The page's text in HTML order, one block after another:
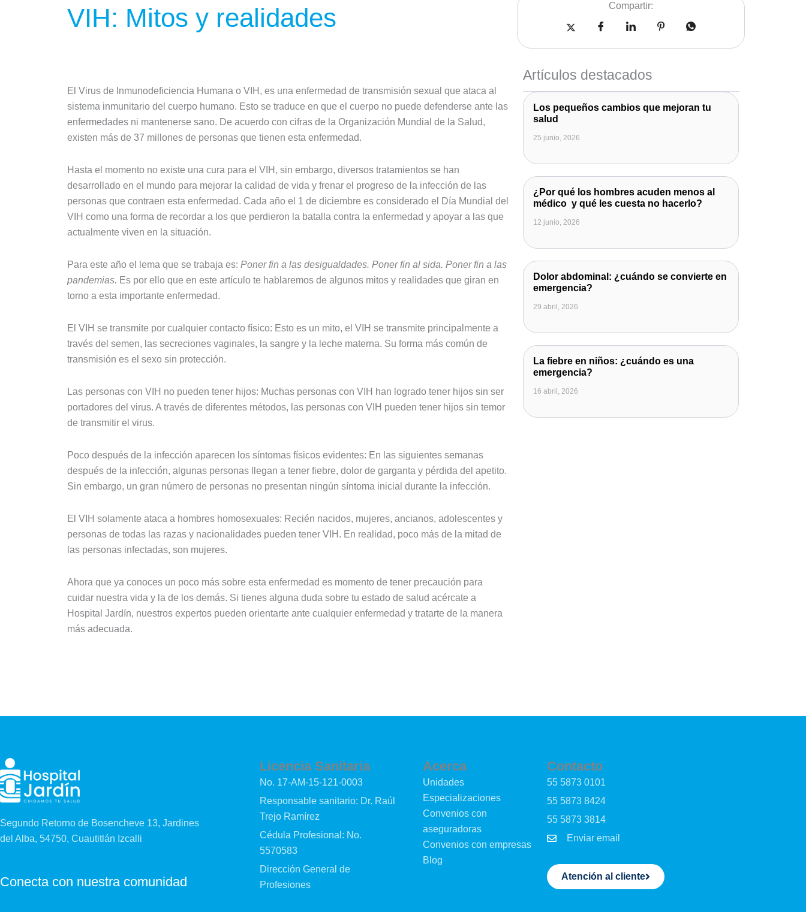
VIH: Mitos y realidades Compartir:
El Virus de Inmunodeficiencia Humana o VIH, es una enfermedad de transmisión sexual que ataca al
sistema inmunitario del cuerpo humano. Esto se traduce en que el cuerpo no puede defenderse ante las
enfermedades ni mantenerse sano. De acuerdo con cifras de la Organización Mundial de la Salud,
existen más de 37 millones de personas que tienen esta enfermedad.
Hasta el momento no existe una cura para el VIH, sin embargo, diversos tratamientos se han
desarrollado en el mundo para mejorar la calidad de vida y frenar el progreso de la infección de las
personas que contraen esta enfermedad. Cada año el 1 de diciembre es considerado el Día Mundial del
VIH como una forma de recordar a los que perdieron la batalla contra la enfermedad y apoyar a las que
actualmente viven en la situación.
Para este año el lema que se trabaja es: Poner fin a las desigualdades. Poner fin al sida. Poner fin a las
pandemias. Es por ello que en este artículo te hablaremos de algunos mitos y realidades que giran en
torno a esta importante enfermedad.
El VIH se transmite por cualquier contacto físico: Esto es un mito, el VIH se transmite principalmente a
través del semen, las secreciones vaginales, la sangre y la leche materna. Su forma más común de
transmisión es el sexo sin protección.
Las personas con VIH no pueden tener hijos: Muchas personas con VIH han logrado tener hijos sin ser
portadores del virus. A través de diferentes métodos, las personas con VIH pueden tener hijos sin temor
de transmitir el virus.
Poco después de la infección aparecen los síntomas físicos evidentes: En las siguientes semanas
después de la infección, algunas personas llegan a tener fiebre, dolor de garganta y pérdida del apetito.
Sin embargo, un gran número de personas no presentan ningún síntoma inicial durante la infección.
El VIH solamente ataca a hombres homosexuales: Recién nacidos, mujeres, ancianos, adolescentes y
personas de todas las razas y nacionalidades pueden tener VIH. En realidad, poco más de la mitad de
las personas infectadas, son mujeres.
Ahora que ya conoces un poco más sobre esta enfermedad es momento de tener precaución para
cuidar nuestra vida y la de los demás. Si tienes alguna duda sobre tu estado de salud acércate a
Hospital Jardín, nuestros expertos pueden orientarte ante cualquier enfermedad y tratarte de la manera
más adecuada.
Artículos destacados
Los pequeños cambios que mejoran tu
salud
25 junio, 2026
¿Por qué los hombres acuden menos al
médico y qué les cuesta no hacerlo?
12 junio, 2026
Dolor abdominal: ¿cuándo se convierte en
emergencia?
29 abril, 2026
La fiebre en niños: ¿cuándo es una
emergencia?
16 abril, 2026
Segundo Retorno de Bosencheve 13, Jardines
del Alba, 54750, Cuautitlán Izcalli
Conecta con nuestra comunidad
Licencia Sanitaria
No. 17-AM-15-121-0003
Responsable sanitario: Dr. Raúl
Trejo Ramírez
Cédula Profesional: No.
5570583
Dirección General de
Profesiones
Acerca
Unidades
Especializaciones
Convenios con
aseguradoras
Convenios con empresas
Blog
Contacto
55 5873 0101
55 5873 8424
55 5873 3814
Enviar email
Atención al cliente